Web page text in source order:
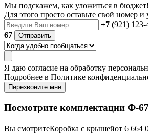
Мы подскажем, как уложиться в бюджет!
Для этого просто оставьте свой номер и
+7 (921) 123-
67
Отправить
Я даю согласие на обработку
Подробнее в Политике
Перезвоните мне
Посмотрите комплектации Ф-
Вы смотритеКоробка с крышейот 6 664